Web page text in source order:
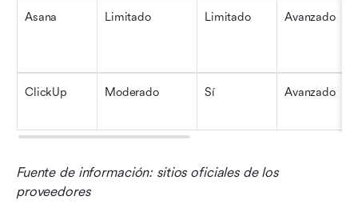
Asana Limitado Limitado Avanzado
ClickUp Moderado Sí Avanzado
Fuente de información: sitios oficiales de los
proveedores